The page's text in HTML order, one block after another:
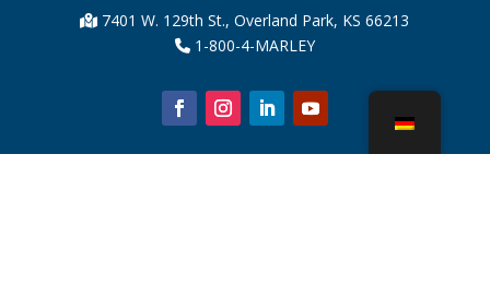
7401 W. 129th St., Overland Park, KS 66213
1-800-4-MARLEY